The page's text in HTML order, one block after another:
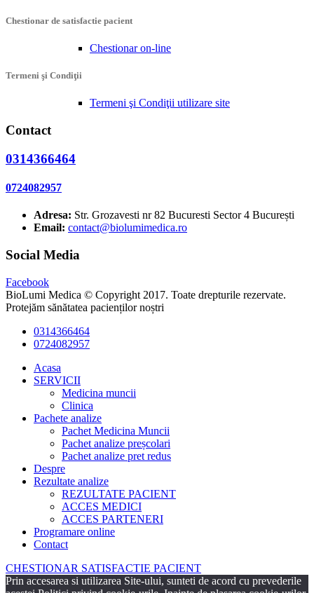
Chestionar de satisfactie pacient
Chestionar on-line
Termeni şi Condiţii
Termeni şi Condiţii utilizare site
Contact
0314366464
0724082957
Adresa: Str. Grozavesti nr 82 Bucuresti Sector 4 București
Email: contact@biolumimedica.ro
Social Media
Facebook
BioLumi Medica © Copyright 2017. Toate drepturile rezervate.
Protejăm sănătatea pacienților noștri
0314366464
0724082957
Acasa
SERVICII
Medicina muncii
Clinica
Pachete analize
Pachet Medicina Muncii
Pachet analize preșcolari
Pachet analize pret redus
Despre
Rezultate analize
REZULTATE PACIENT
ACCES MEDICI
ACCES PARTENERI
Programare online
Contact
CHESTIONAR SATISFACTIE PACIENT
Prin accesarea si utilizarea Site-ului, sunteti de acord cu prevederile